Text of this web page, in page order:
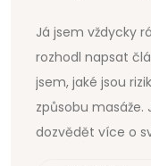
Já jsem vždycky
rozhodl napsat
jsem, jaké jsou
způsobu masáže.
dozvědět více o